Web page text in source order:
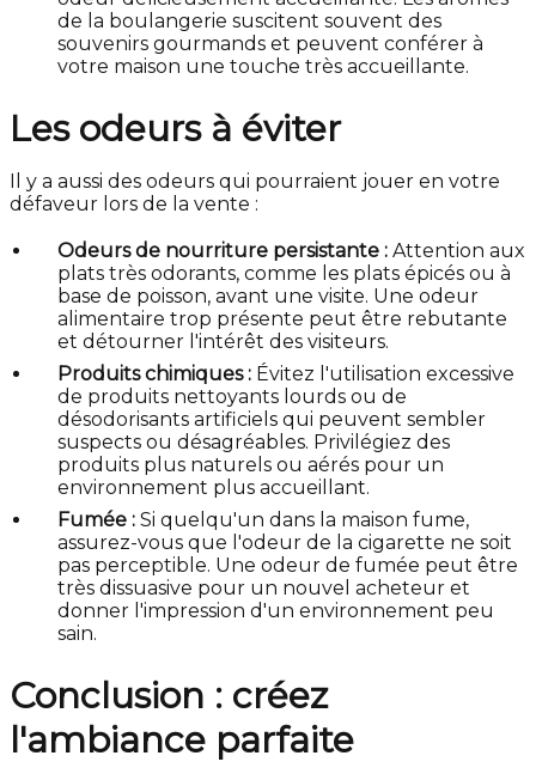
de la boulangerie suscitent souvent des
souvenirs gourmands et peuvent conférer à
votre maison une touche très accueillante.
Les odeurs à éviter
Il y a aussi des odeurs qui pourraient jouer en votre
défaveur lors de la vente :
Odeurs de nourriture persistante : Attention aux
plats très odorants, comme les plats épicés ou à
base de poisson, avant une visite. Une odeur
alimentaire trop présente peut être rebutante
et détourner l'intérêt des visiteurs.
Produits chimiques : Évitez l'utilisation excessive
de produits nettoyants lourds ou de
désodorisants artificiels qui peuvent sembler
suspects ou désagréables. Privilégiez des
produits plus naturels ou aérés pour un
environnement plus accueillant.
Fumée : Si quelqu'un dans la maison fume,
assurez-vous que l'odeur de la cigarette ne soit
pas perceptible. Une odeur de fumée peut être
très dissuasive pour un nouvel acheteur et
donner l'impression d'un environnement peu
sain.
Conclusion : créez
l'ambiance parfaite